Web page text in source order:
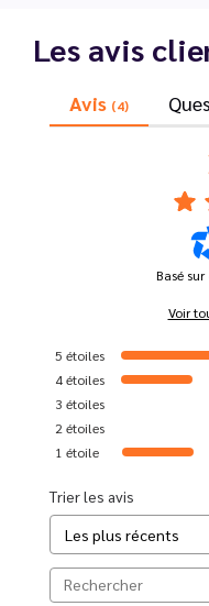
Les avis
Avis (4)
Basé sur
Voir
5 étoiles
4étoiles
3 étoiles
2 étoiles
1 étoile
Trier les avis